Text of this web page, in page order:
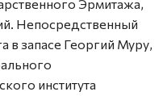
Эрмитажа,
Непосредственный
в запасе Георгий Муру,
института